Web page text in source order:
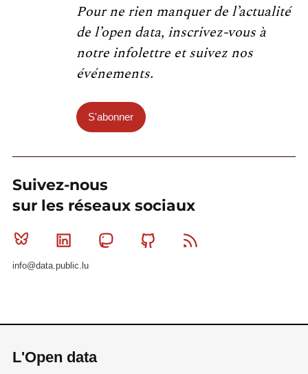
Pour ne rien manquer de l’actualité
de l’open data, inscrivez-vous à
notre infolettre et suivez nos
événements.
S'abonner
Suivez-nous
sur les réseaux sociaux
Bluesky Linkedin MastodonGithub
info@data.public.lu
L'Open data